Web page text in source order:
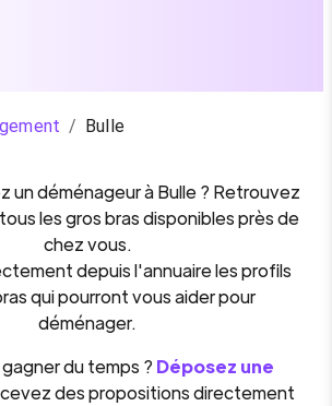
/ Bulle
undéménageuràBulle? Retrouvez
les gros bras disponibles près de
chez vous.
depuis l'annuaire les profils
qui pourront vous aider pour
déménager.
du temps ? Déposez une
des propositions directement